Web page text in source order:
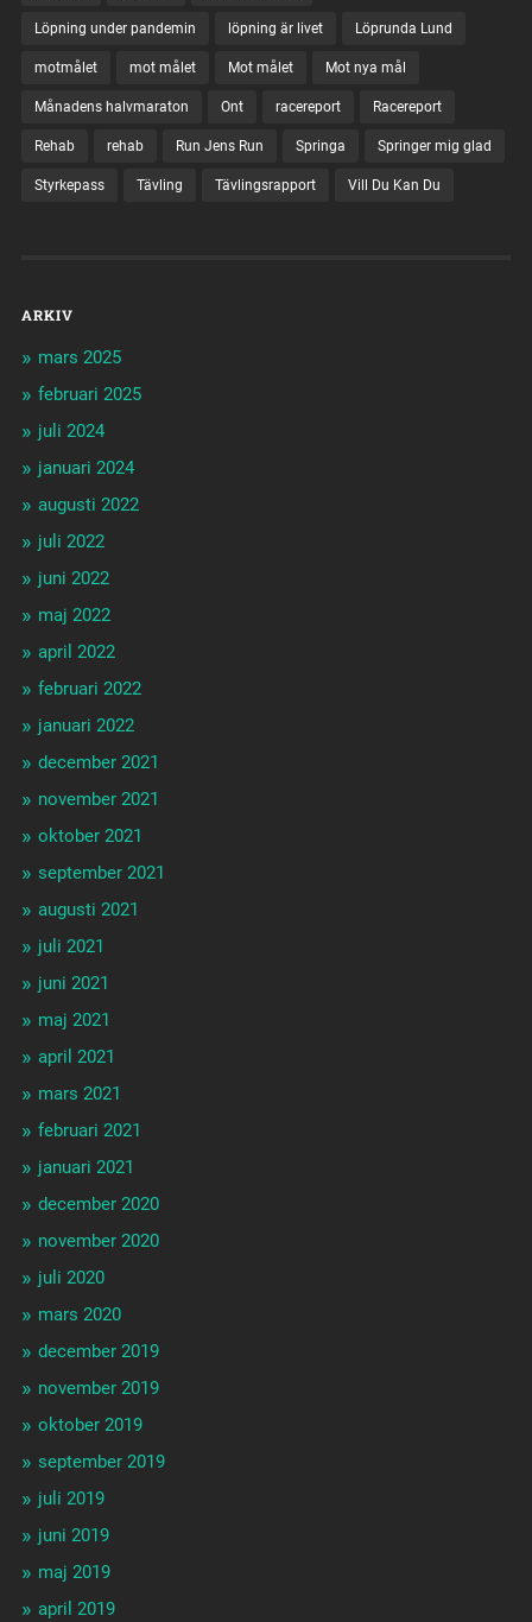
Löpning under pandemin löpning är livet Löprunda Lund
motmålet mot målet Mot målet Mot nya mål
Månadens halvmaraton Ont racereport Racereport
Rehab rehab Run Jens Run Springa Springer mig glad
Styrkepass Tävling Tävlingsrapport Vill Du Kan Du
ARKIV
mars 2025
februari 2025
juli 2024
januari 2024
augusti 2022
juli 2022
juni 2022
maj 2022
april 2022
februari 2022
januari 2022
december 2021
november 2021
oktober 2021
september 2021
augusti 2021
juli 2021
juni 2021
maj 2021
april 2021
mars 2021
februari 2021
januari 2021
december 2020
november 2020
juli 2020
mars 2020
december 2019
november 2019
oktober 2019
september 2019
juli 2019
juni 2019
maj 2019
april 2019